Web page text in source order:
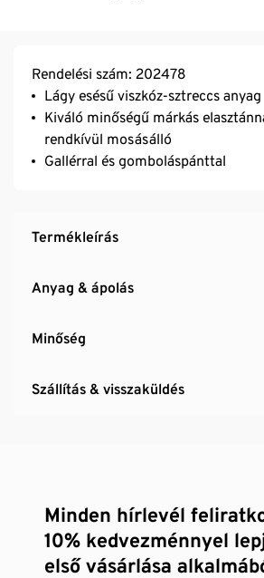
Rendelési szám: 202478
Lágy esésű viszkóz-sztreccs anyag
Kiváló minőségű márkás
rendkívül mosásálló
Gallérral és gomboláspánttal
Termékleírás
Anyag & ápolás
Minőség
Szállítás & visszaküldés
Minden hírlevél
10% kedvezménnyel
első vásárlása